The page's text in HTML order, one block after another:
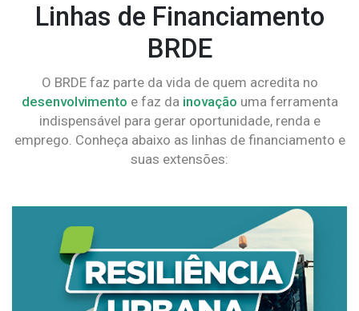
Linhas de Financiamento
BRDE
O BRDE faz parte da vida de quem acredita no
desenvolvimento e faz da inovação uma ferramenta
indispensável para gerar oportunidade, renda e
emprego. Conheça abaixo as linhas de financiamento e
suas extensões: